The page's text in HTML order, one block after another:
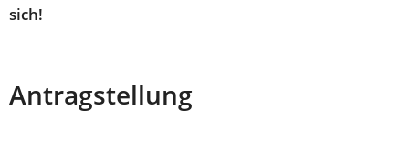
sich!
Antragstellung